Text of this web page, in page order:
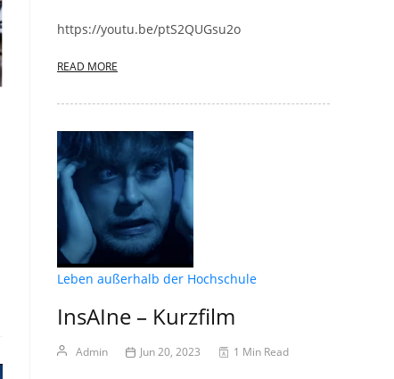
https://youtu.be/ptS2QUGsu2o
READ MORE
Leben außerhalb der Hochschule
InsAIne – Kurzfilm
Admin Jun 20, 2023 1 Min Read